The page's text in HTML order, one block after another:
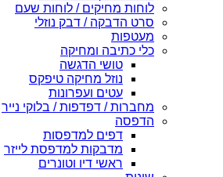
לוחות מחיקים / לוחות שעם
סרט הדבקה / דבק נוזלי
מעטפות
כלי כתיבה ומחיקה
טושי הדגשה
נוזל מחיקה טיפקס
עטים ועפרונות
מחברות / דפדפות / בלוקי נייר
הדפסה
דפים למדפסות
מדבקות למדפסת לייזר
ראשי דיו וטונרים